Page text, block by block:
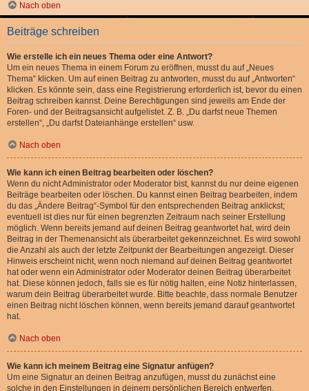
Nach oben
Beiträge schreiben
Wie erstelle ich ein neues Thema oder eine Antwort?
Um ein neues Thema in einem Forum zu eröffnen, musst du auf „Neues
Thema“ klicken. Um auf einen Beitrag zu antworten, musst du auf „Antworten“
klicken. Es könnte sein, dass eine Registrierung erforderlich ist, bevor du einen
Beitrag schreiben kannst. Deine Berechtigungen sind jeweils am Ende der
Foren- und der Beitragsansicht aufgelistet. Z. B. „Du darfst neue Themen
erstellen“, „Du darfst Dateianhänge erstellen“ usw.
Nach oben
Wie kann ich einen Beitrag bearbeiten oder löschen?
Wenn du nicht Administrator oder Moderator bist, kannst du nur deine eigenen
Beiträge bearbeiten oder löschen. Du kannst einen Beitrag bearbeiten, indem
du das „Ändere Beitrag“-Symbol für den entsprechenden Beitrag anklickst;
eventuell ist dies nur für einen begrenzten Zeitraum nach seiner Erstellung
möglich. Wenn bereits jemand auf deinen Beitrag geantwortet hat, wird dein
Beitrag in der Themenansicht als überarbeitet gekennzeichnet. Es wird sowohl
die Anzahl als auch der letzte Zeitpunkt der Bearbeitungen angezeigt. Dieser
Hinweis erscheint nicht, wenn noch niemand auf deinen Beitrag geantwortet
hat oder wenn ein Administrator oder Moderator deinen Beitrag überarbeitet
hat. Diese können jedoch, falls sie es für nötig halten, eine Notiz hinterlassen,
warum dein Beitrag überarbeitet wurde. Bitte beachte, dass normale Benutzer
einen Beitrag nicht löschen können, wenn bereits jemand darauf geantwortet
hat.
Nach oben
Wie kann ich meinem Beitrag eine Signatur anfügen?
Um eine Signatur an deinen Beitrag anzufügen, musst du zunächst eine
solche in den Einstellungen in deinem persönlichen Bereich entwerfen.